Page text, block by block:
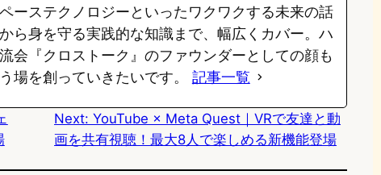
ーステクノロジーといったワクワクする未来の話
ら身を守る実践的な知識まで、幅広くカバー。ハ
会『クロストーク』のファウンダーとしての顔も
場を創っていきたいです。 記事一覧
Next: YouTube × Meta Quest｜VRで友達と動
画を共有視聴！最大8人で楽しめる新機能登場